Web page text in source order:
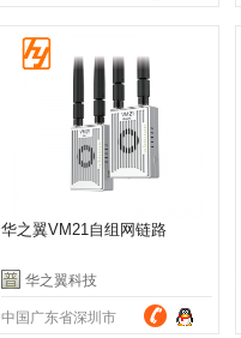
华之翼VM21自组网链路
华之翼科技
中国广东省深圳市